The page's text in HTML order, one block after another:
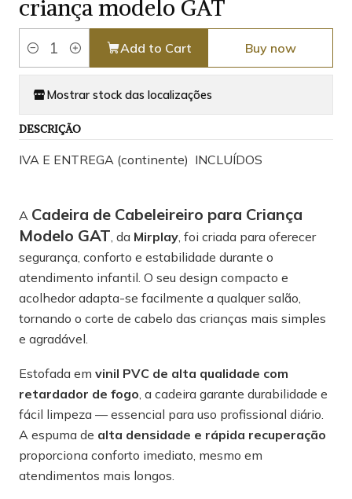
criança modelo GAT
Quantity
Add to Cart Buy now
Mostrar stock das localizações
DESCRIÇÃO
IVA E ENTREGA (continente) INCLUÍDOS
A Cadeira de Cabeleireiro para Criança
Modelo GAT, da Mirplay, foi criada para oferecer
segurança, conforto e estabilidade durante o
atendimento infantil. O seu design compacto e
acolhedor adapta-se facilmente a qualquer salão,
tornando o corte de cabelo das crianças mais simples
e agradável.
Estofada em vinil PVC de alta qualidade com
retardador de fogo, a cadeira garante durabilidade e
fácil limpeza — essencial para uso profissional diário.
A espuma de alta densidade e rápida recuperação
proporciona conforto imediato, mesmo em
atendimentos mais longos.